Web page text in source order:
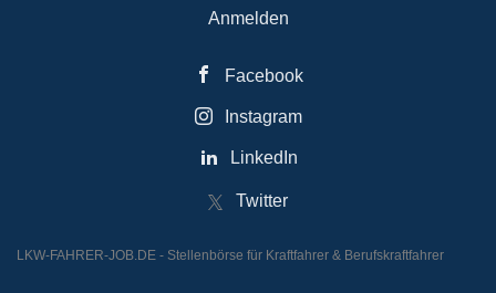
Anmelden
Facebook
Instagram
LinkedIn
Twitter
LKW-FAHRER-JOB.DE - Stellenbörse für Kraftfahrer & Berufskraftfahrer